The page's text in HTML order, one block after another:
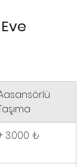
3.000 ₺